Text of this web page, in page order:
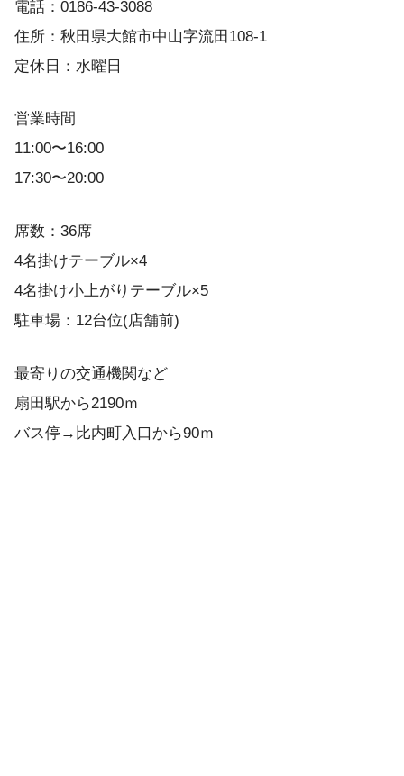
電話：0186-43-3088
住所：秋田県大館市中山字流田108-1
定休日：水曜日
営業時間
11:00〜16:00
17:30〜20:00
席数：36席
4名掛けテーブル×4
4名掛け小上がりテーブル×5
駐車場：12台位(店舗前)
最寄りの交通機関など
扇田駅から2190ｍ
バス停→比内町入口から90ｍ